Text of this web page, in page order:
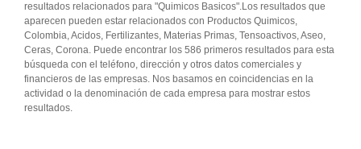
resultados relacionados para "Quimicos Basicos".Los resultados que
aparecen pueden estar relacionados con Productos Quimicos,
Colombia, Acidos, Fertilizantes, Materias Primas, Tensoactivos, Aseo,
Ceras, Corona. Puede encontrar los 586 primeros resultados para esta
búsqueda con el teléfono, dirección y otros datos comerciales y
financieros de las empresas. Nos basamos en coincidencias en la
actividad o la denominación de cada empresa para mostrar estos
resultados.